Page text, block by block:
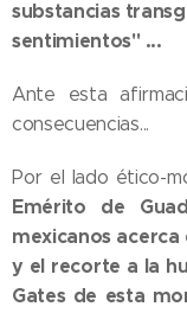
substancias
sentimientos" ...
Ante esta
consecuencias...
Por el lado ético-
Emérito de
mexicanos acerca
y el recorte a la
Gates de esta